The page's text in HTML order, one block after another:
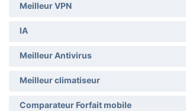
Meilleur VPN
IA
Meilleur Antivirus
Meilleur climatiseur
Comparateur Forfait mobile